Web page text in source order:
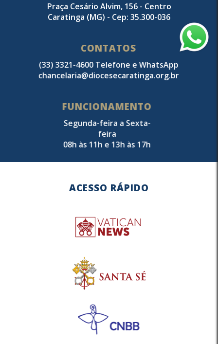
Praça Cesário Alvim, 156 - Centro
Caratinga (MG) - Cep: 35.300-036
CONTATOS
(33) 3321-4600 Telefone e WhatsApp
chancelaria@diocesecaratinga.org.br
FUNCIONAMENTO
Segunda-feira a Sexta-
feira
08h às 11h e 13h às 17h
ACESSO RÁPIDO